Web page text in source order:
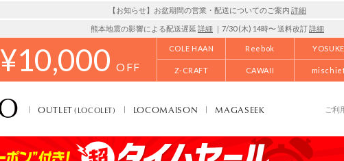
【お知らせ】お盆期間の営業・配送についてのご案内 詳細
熊本地震の影響による配送遅延 詳細 ｜7/30 (木) 14時〜 送料改訂詳細
¥10,000 OFF
COLE HAAN Reebok YOSUKE
Z-CRAFT CAWAII
OUTLET(LOCOLET) LOCOMAISON MAGASEEK ご利